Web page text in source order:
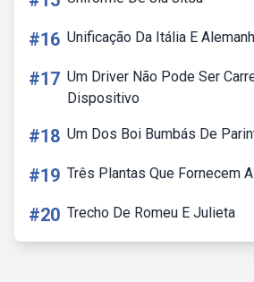
#16 Unificação Da Itália E
#17 Um Driver Não Pode Ser
Dispositivo
#18 Um Dos Boi Bumbás De
#19 Três Plantas Que Fornecem
#20 Trecho De Romeu E Julieta